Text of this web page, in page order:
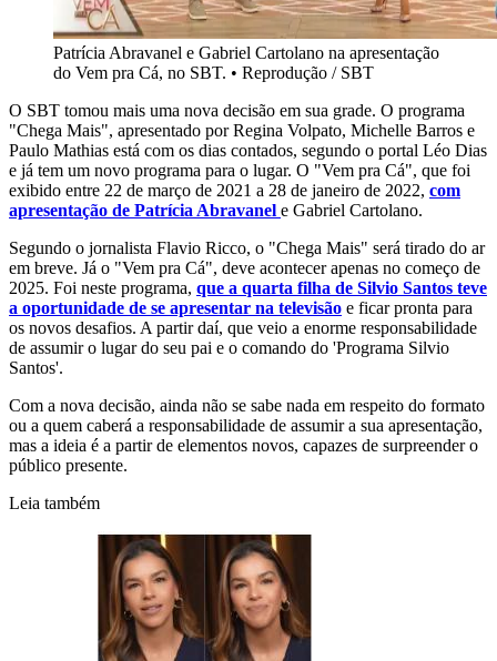
Patrícia Abravanel e Gabriel Cartolano na apresentação
do Vem pra Cá, no SBT. • Reprodução / SBT
O SBT tomou mais uma nova decisão em sua grade. O programa
"Chega Mais", apresentado por Regina Volpato, Michelle Barros e
Paulo Mathias está com os dias contados, segundo o portal Léo Dias
e já tem um novo programa para o lugar. O "Vem pra Cá", que foi
exibido entre 22 de março de 2021 a 28 de janeiro de 2022, com
apresentação de Patrícia Abravanel e Gabriel Cartolano.
Segundo o jornalista Flavio Ricco, o "Chega Mais" será tirado do ar
em breve. Já o "Vem pra Cá", deve acontecer apenas no começo de
2025. Foi neste programa, que a quarta filha de Silvio Santos teve
a oportunidade de se apresentar na televisão e ficar pronta para
os novos desafios. A partir daí, que veio a enorme responsabilidade
de assumir o lugar do seu pai e o comando do 'Programa Silvio
Santos'.
Com a nova decisão, ainda não se sabe nada em respeito do formato
ou a quem caberá a responsabilidade de assumir a sua apresentação,
mas a ideia é a partir de elementos novos, capazes de surpreender o
público presente.
Leia também